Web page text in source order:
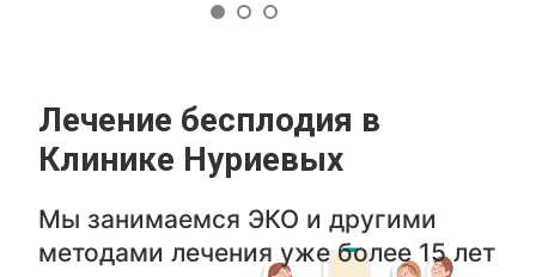
Лечение бесплодия в
Клинике Нуриевых
Мы занимаемся ЭКО идругими
методами леченияуже более 15 лет